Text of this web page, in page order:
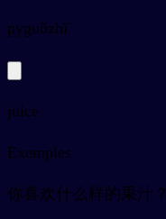
pyguǒzhī
juice
Exemples
你喜欢什么样的果汁？